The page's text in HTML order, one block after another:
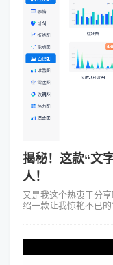
揭秘！这款“文
人！
又是我这个热衷于分
绍一款让我惊艳不已